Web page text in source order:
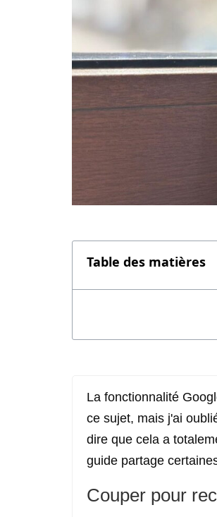
Table des matières
La fonctionnalité
ce sujet, mais j'ai
dire que cela a
guide partage
Couper pour